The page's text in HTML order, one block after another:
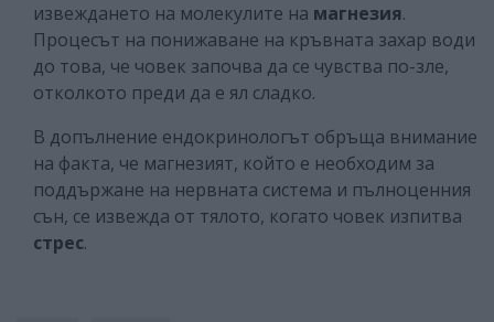
извеждането на молекулите на магнезия.
Процесът на понижаване на кръвната захар води
до това, че човек започва да се чувства по-зле,
отколкото преди да е ял сладко.
В допълнение ендокринологът обръща внимание
на факта, че магнезият, който е необходим за
поддържане на нервната система и пълноценния
сън, се извежда от тялото, когато човек изпитва
стрес.